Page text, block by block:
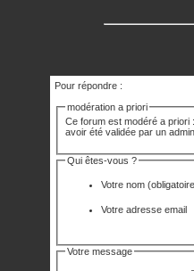
Pour répondre :
modération a priori
Ce forum est modéré a priori
avoir été validée par un
Qui êtes-vous ?
Votre nom
Votre adresse email
Votre message